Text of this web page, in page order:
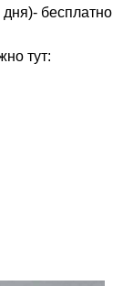
бесплатно
тут: